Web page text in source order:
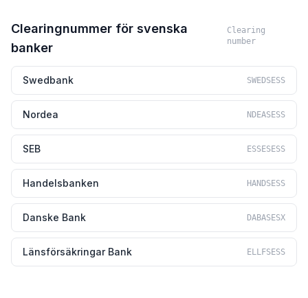
Clearingnummer för svenska
banker
Clearing
number
Swedbank SWEDSESS
Nordea NDEASESS
SEB ESSESESS
Handelsbanken HANDSESS
Danske Bank DABASESX
Länsförsäkringar Bank ELLFSESS